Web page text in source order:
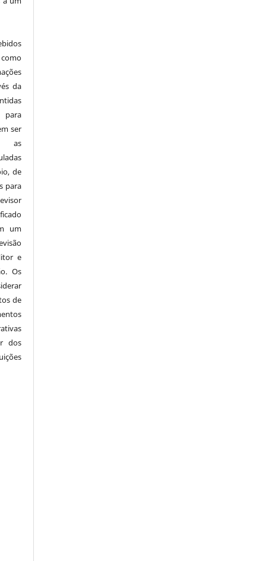
da
ser
as
de
para
um
e
Os
de
dos